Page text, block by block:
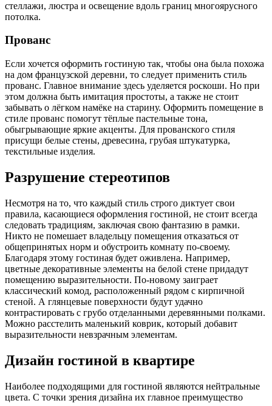
стеллажи, люстра и освещение вдоль границ многоярусного
потолка.
Прованс
Если хочется оформить гостиную так, чтобы она была похожа
на дом французской деревни, то следует применить стиль
прованс. Главное внимание здесь уделяется роскоши. Но при
этом должна быть имитация простоты, а также не стоит
забывать о лёгком намёке на старину. Оформить помещение в
стиле прованс помогут тёплые пастельные тона,
обыгрывающие яркие акценты. Для прованского стиля
присущи белые стены, древесина, грубая штукатурка,
текстильные изделия.
Разрушение стереотипов
Несмотря на то, что каждый стиль строго диктует свои
правила, касающиеся оформления гостиной, не стоит всегда
следовать традициям, заключая свою фантазию в рамки.
Никто не помешает владельцу помещения отказаться от
общепринятых норм и обустроить комнату по-своему.
Благодаря этому гостиная будет оживлена. Например,
цветные декоративные элементы на белой стене придадут
помещению выразительности. По-новому заиграет
классический комод, расположенный рядом с кирпичной
стеной. А глянцевые поверхности будут удачно
контрастировать с грубо отделанными деревянными полками.
Можно расстелить маленький коврик, который добавит
выразительности невзрачным элементам.
Дизайн гостиной в квартире
Наиболее подходящими для гостиной являются нейтральные
цвета. С точки зрения дизайна их главное преимущество